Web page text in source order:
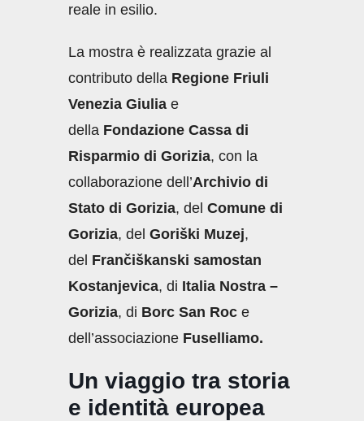
reale in esilio.
La mostra è realizzata grazie al
contributo della Regione Friuli
Venezia Giulia e
della Fondazione Cassa di
Risparmio di Gorizia, con la
collaborazione dell’Archivio di
Stato di Gorizia, del Comune di
Gorizia, del Goriški Muzej,
del Frančiškanski samostan
Kostanjevica, di Italia Nostra –
Gorizia, di Borc San Roc e
dell’associazione Fuselliamo.
Un viaggio tra storia
e identità europea